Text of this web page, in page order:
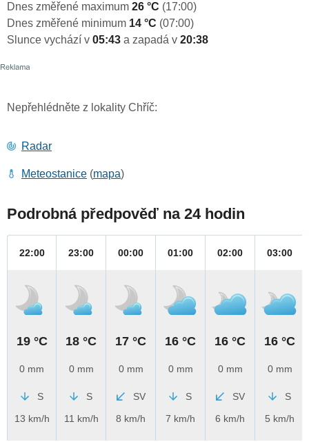
Dnes změřené maximum 26 °C (17:00)
Dnes změřené minimum 14 °C (07:00)
Slunce vychází v 05:43 a zapadá v 20:38
Nepřehlédněte z lokality Chříč:
Radar
Meteostanice (mapa)
Podrobná předpověď na 24 hodin
22:00
19 °C
0 mm
S
13 km/h
23:00
18 °C
0 mm
S
11 km/h
00:00
17 °C
0 mm
SV
8 km/h
01:00
16 °C
0 mm
S
7 km/h
02:00
16 °C
0 mm
SV
6 km/h
03:00
16 °C
0 mm
S
5 km/h